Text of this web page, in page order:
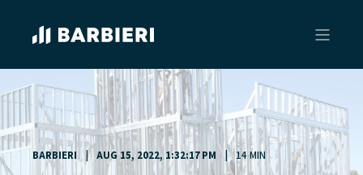
BARBIERI AUG 15, 2022, 1:32:17 PM 14 MIN